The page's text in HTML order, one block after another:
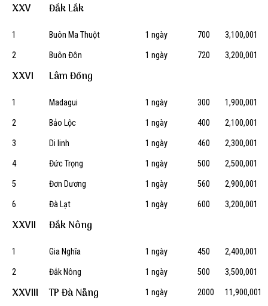
XXV Đắk Lắk
1 Buôn Ma Thuột 1 ngày 700
3,100,001
2
Buôn Đôn 1 ngày 720 3,200,001
XXVI Lâm Đồng
1 Madagui 1 ngày 300
1,900,001
2
Bảo Lộc 1 ngày 400
2,100,001
3
Di linh 1 ngày 460
2,300,001
4
Đức Trọng 1 ngày 500
2,500,001
5
Đơn Dương 1 ngày 560
2,900,001
6
Đà Lạt 1 ngày 600 3,200,001
XXVII Đắk Nông
1 Gia Nghĩa 1 ngày 450
2,400,001
2
Đắk Nông 1 ngày 500 3,500,001
XXVIII TP Đà Nẵng 1 ngày 2000 11,900,001